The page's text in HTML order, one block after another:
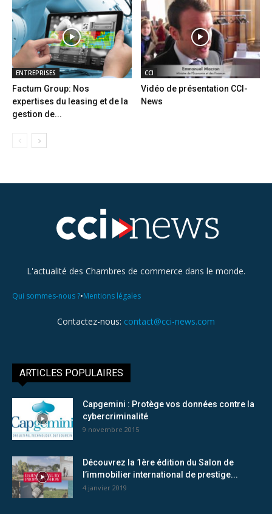
ENTREPRISES
Factum Group: Nos
expertises du leasing et de la
gestion de...
CCI
Vidéo de présentation CCI-
News
L'actualité des Chambres de commerce dans le monde.
Qui sommes-nous ?•Mentions légales
Contactez-nous: contact@cci-news.com
ARTICLES POPULAIRES
Capgemini : Protège vos données contre la
cybercriminalité
9 novembre 2015
Découvrez la 1ère édition du Salon de
l’immobilier international de prestige...
4 janvier 2019